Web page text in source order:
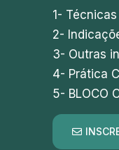
1-
2-
3- Outras
4- Prática
5- BLOCO